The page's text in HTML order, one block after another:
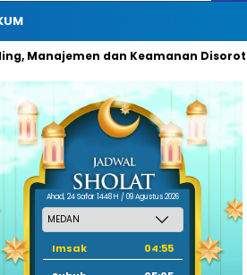
dan Keamanan Disorot Tajam
Ahad, 24 Safar 1448 H / 09 Agustus 2026
Imsak
04:55